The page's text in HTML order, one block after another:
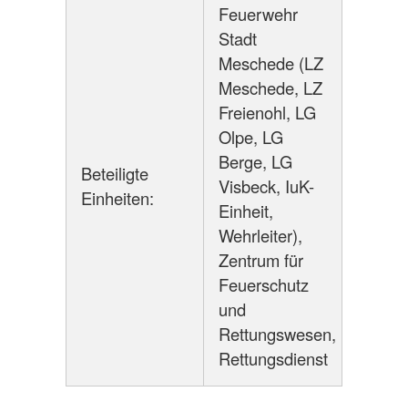
Beteiligte
Einheiten:
Feuerwehr
Stadt
Meschede (LZ
Meschede, LZ
Freienohl, LG
Olpe, LG
Berge, LG
Visbeck, IuK-
Einheit,
Wehrleiter),
Zentrum für
Feuerschutz
und
Rettungswesen,
Rettungsdienst